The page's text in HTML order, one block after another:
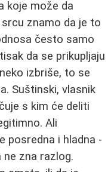
koje može da
znamo da je to
često samo
da se prikupljaju
izbriše, to se
Suštinski, vlasnik
s kim će deliti
Ali
posredna i hladna -
zna razlog.